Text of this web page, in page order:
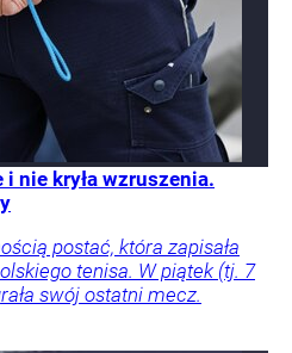
i nie kryła wzruszenia.
postać, która zapisała
tenisa. W piątek (tj. 7
swój ostatni mecz.